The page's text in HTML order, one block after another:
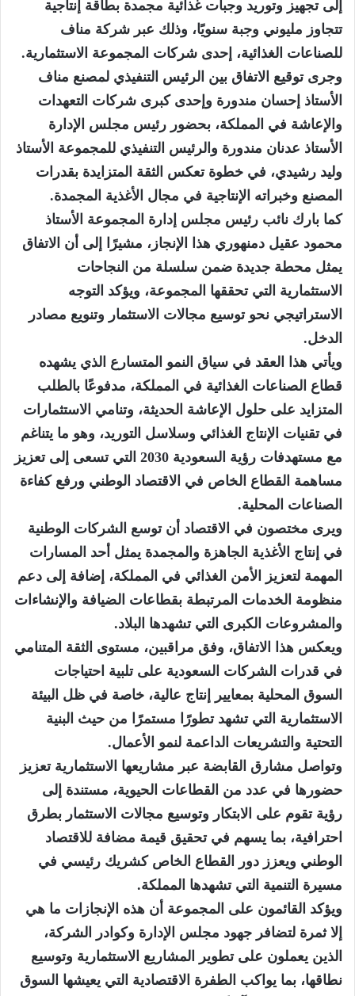
إلى تجهيز وتوريد وجبات غذائية مجمدة بطاقة إنتاجية
تتجاوز مليوني وجبة سنويًا، وذلك عبر شركة مناف
للصناعات الغذائية، إحدى شركات المجموعة الاستثمارية.
وجرى توقيع الاتفاق بين الرئيس التنفيذي لمصنع مناف
الأستاذ إحسان مندورة وإحدى كبرى شركات التعهدات
والإعاشة في المملكة، بحضور رئيس مجلس الإدارة
الأستاذ عدنان مندورة والرئيس التنفيذي للمجموعة الأستاذ
وليد رشيدي، في خطوة تعكس الثقة المتزايدة بقدرات
المصنع وخبراته الإنتاجية في مجال الأغذية المجمدة.
كما بارك نائب رئيس مجلس إدارة المجموعة الأستاذ
محمود عقيل دمنهوري هذا الإنجاز، مشيرًا إلى أن الاتفاق
يمثل محطة جديدة ضمن سلسلة من النجاحات
الاستثمارية التي تحققها المجموعة، ويؤكد التوجه
الاستراتيجي نحو توسيع مجالات الاستثمار وتنويع مصادر
الدخل.
ويأتي هذا العقد في سياق النمو المتسارع الذي يشهده
قطاع الصناعات الغذائية في المملكة، مدفوعًا بالطلب
المتزايد على حلول الإعاشة الحديثة، وتنامي الاستثمارات
في تقنيات الإنتاج الغذائي وسلاسل التوريد، وهو ما يتناغم
مع مستهدفات رؤية السعودية 2030 التي تسعى إلى تعزيز
مساهمة القطاع الخاص في الاقتصاد الوطني ورفع كفاءة
الصناعات المحلية.
ويرى مختصون في الاقتصاد أن توسع الشركات الوطنية
في إنتاج الأغذية الجاهزة والمجمدة يمثل أحد المسارات
المهمة لتعزيز الأمن الغذائي في المملكة، إضافة إلى دعم
منظومة الخدمات المرتبطة بقطاعات الضيافة والإنشاءات
والمشروعات الكبرى التي تشهدها البلاد.
ويعكس هذا الاتفاق، وفق مراقبين، مستوى الثقة المتنامي
في قدرات الشركات السعودية على تلبية احتياجات
السوق المحلية بمعايير إنتاج عالية، خاصة في ظل البيئة
الاستثمارية التي تشهد تطورًا مستمرًا من حيث البنية
التحتية والتشريعات الداعمة لنمو الأعمال.
وتواصل مشارق القابضة عبر مشاريعها الاستثمارية تعزيز
حضورها في عدد من القطاعات الحيوية، مستندة إلى
رؤية تقوم على الابتكار وتوسيع مجالات الاستثمار بطرق
احترافية، بما يسهم في تحقيق قيمة مضافة للاقتصاد
الوطني ويعزز دور القطاع الخاص كشريك رئيسي في
مسيرة التنمية التي تشهدها المملكة.
ويؤكد القائمون على المجموعة أن هذه الإنجازات ما هي
إلا ثمرة لتضافر جهود مجلس الإدارة وكوادر الشركة،
الذين يعملون على تطوير المشاريع الاستثمارية وتوسيع
نطاقها، بما يواكب الطفرة الاقتصادية التي يعيشها السوق